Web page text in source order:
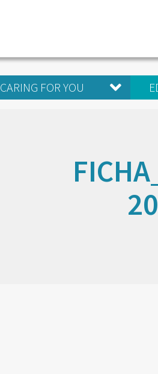
CARING FOR YOU